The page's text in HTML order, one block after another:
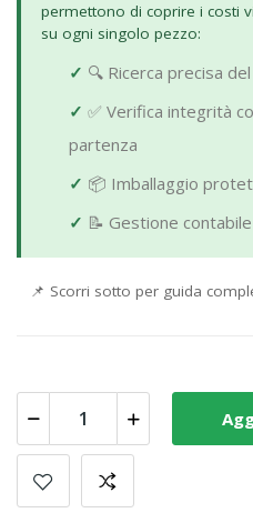
permettono di coprire i costi
su ogni singolo pezzo:
✓ 🔍 Ricerca precisa
✓ ✅ Verifica integrità
partenza
✓ 📦 Imballaggio
✓ 📝 Gestione
📌 Scorri sotto per guida